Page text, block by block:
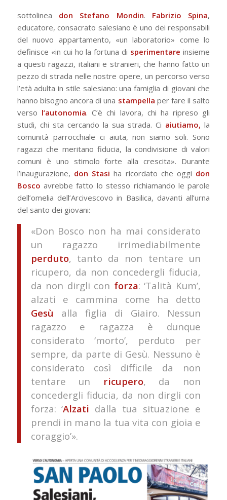
sottolinea don Stefano Mondin. Fabrizio Spina,
educatore, consacrato salesiano è uno dei responsabili
del nuovo appartamento, «un laboratorio» come lo
definisce «in cui ho la fortuna di sperimentare insieme
a questi ragazzi, italiani e stranieri, che hanno fatto un
pezzo di strada nelle nostre opere, un percorso verso
l’età adulta in stile salesiano: una famiglia di giovani che
hanno bisogno ancora di una stampella per fare il salto
verso l’autonomia. C’è chi lavora, chi ha ripreso gli
studi, chi sta cercando la sua strada. Ci aiutiamo, la
comunità parrocchiale ci aiuta, non siamo soli. Sono
ragazzi che meritano fiducia, la condivisione di valori
comuni è uno stimolo forte alla crescita». Durante
l’inaugurazione, don Stasi ha ricordato che oggi don
Bosco avrebbe fatto lo stesso richiamando le parole
dell’omelia dell’Arcivescovo in Basilica, davanti all’urna
del santo dei giovani:
«Don Bosco non ha mai considerato
un ragazzo irrimediabilmente
perduto, tanto da non tentare un
ricupero, da non concedergli fiducia,
da non dirgli con forza: ‘Talità Kum’,
alzati e cammina come ha detto
Gesù alla figlia di Giairo. Nessun
ragazzo e ragazza è dunque
considerato ‘morto’, perduto per
sempre, da parte di Gesù. Nessuno è
considerato così difficile da non
tentare un ricupero, da non
concedergli fiducia, da non dirgli con
forza: ‘Alzati dalla tua situazione e
prendi in mano la tua vita con gioia e
coraggio’».